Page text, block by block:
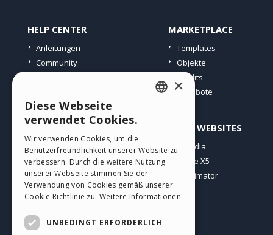
HELP CENTER
Anleitungen
Community
MARKETPLACE
Templates
Objekte
Credits
Angebote
PROFIL
Meine Beiträge
Meine Lizenz
Download
Webhosting
ANDERE WEBSITES
Incomedia
WebSite X5
WebAnimator
GERMAN
SPANISH
PORTUGUESE
×
Diese Webseite
verwendet Cookies.
Wir verwenden Cookies, um die
Benutzerfreundlichkeit unserer Website zu
verbessern. Durch die weitere Nutzung
unserer Webseite stimmen Sie der
Verwendung von Cookies gemäß unserer
Cookie-Richtlinie zu. Weitere Informationen
UNBEDINGT ERFORDERLICH